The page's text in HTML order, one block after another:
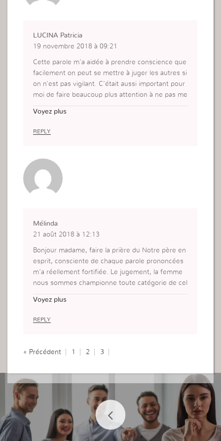
LUCINA Patricia
19 novembre 2018 à 09:21
Cette parole m’a aidée à prendre conscience que
facilement on peut se mettre à juger les autres si
on n’est pas vigilant. C’était aussi important pour
moi de faire beaucoup plus attention à ne pas me
ennent vers moi pour juger les autres. J’ai pris d
es attitudes en coupant la conversation, ainsi , je
Voyez plus
REPLY
Mélinda
21 août 2018 à 12:13
Bonjour madame, faire la prière du Notre père en
esprit, consciente de chaque parole prononcées
m’a réellement fortifiée. Le jugement, la femme
nous sommes championne toute catégorie de cel
uhaite pas que Dieu me juge, je vais donc être
d’autant plus vigilante pour ne pas infliger ce que
Voyez plus
REPLY
« Précédent 1 2 3